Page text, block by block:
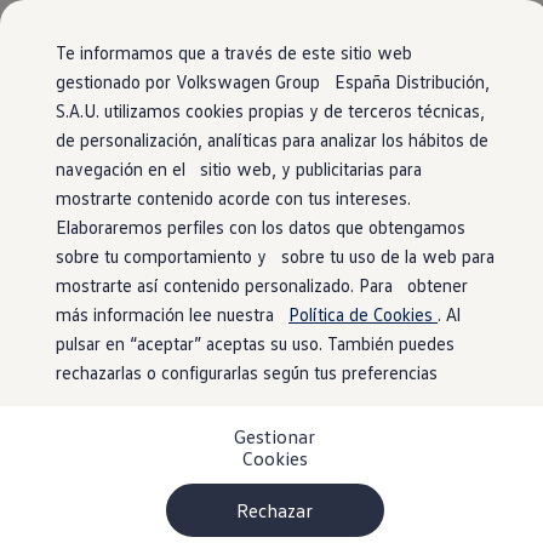
Te informamos que a través de este sitio web
gestionado por Volkswagen Group España Distribución,
S.A.U. utilizamos cookies propias y de terceros técnicas,
de personalización, analíticas para analizar los hábitos de
navegación en el sitio web, y publicitarias para
mostrarte contenido acorde con tus intereses.
Elaboraremos perfiles con los datos que obtengamos
sobre tu comportamiento y sobre tu uso de la web para
mostrarte así contenido personalizado. Para obtener
más información lee nuestra Política de Cookies . Al
pulsar en “aceptar” aceptas su uso. También puedes
rechazarlas o configurarlas según tus preferencias
Rechazar
Gestionar
Cookies
Ir
directamente
al contenido
Ir
directamente
al pie de
página
ComercialesConoce todos los modelos
Configura todos los modelos
Ver todos los modelos
Ver todos los modelos
Soluciones estandarizadas
Campers
Ofertas y stock
Ofertas para profesionales
Volkswagen nuevo en stock
Volkswagen de ocasión en stock
Ofertas para particulares
Volkswagen nuevo en stock
Volkswagen de ocasión
Eléctricos e híbridos
Simulador de autonomía
Simulador de carga
Ventajas para profesionales
Ventajas para particulares
Profesionales
My Leasing
TuVolkswagencon entrega
inmediata
El modelo que encaja contigo está más cerca de
lo que imaginas. Encuéntralo
en nuestro localizador de stock
. ¡No tendrás
que esperar para estrenarlo!